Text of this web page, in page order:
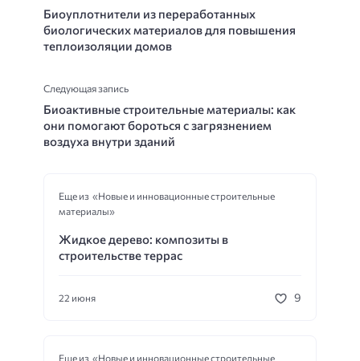
Биоуплотнители из переработанных
биологических материалов для повышения
теплоизоляции домов
Следующая запись
Биоактивные строительные материалы: как
они помогают бороться с загрязнением
воздуха внутри зданий
Еще из «Новые и инновационные строительные
материалы»
Жидкое дерево: композиты в
строительстве террас
22 июня 9
Еще из «Новые и инновационные строительные